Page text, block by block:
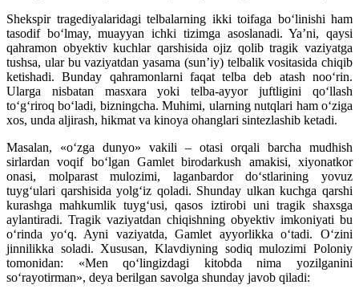
Shekspir tragediyalaridagi telbalarning ikki toifaga bo‘linishi ham
tasodif bo‘lmay, muayyan ichki tizimga asoslanadi. Ya’ni, qaysi
qahramon obyektiv kuchlar qarshisida ojiz qolib tragik vaziyatga
tushsa, ular bu vaziyatdan yasama (sun’iy) telbalik vositasida chiqib
ketishadi. Bunday qahramonlarni faqat telba deb atash noo‘rin.
Ularga nisbatan masxara yoki telba-ayyor juftligini qo‘llash
to‘g‘riroq bo‘ladi, bizningcha. Muhimi, ularning nutqlari ham o‘ziga
xos, unda aljirash, hikmat va kinoya ohanglari sintezlashib ketadi.
Masalan, «o‘zga dunyo» vakili – otasi orqali barcha mudhish
sirlardan voqif bo‘lgan Gamlet birodarkush amakisi, xiyonatkor
onasi, molparast mulozimi, laganbardor do‘stlarining yovuz
tuyg‘ulari qarshisida yolg‘iz qoladi. Shunday ulkan kuchga qarshi
kurashga mahkumlik tuyg‘usi, qasos iztirobi uni tragik shaxsga
aylantiradi. Tragik vaziyatdan chiqishning obyektiv imkoniyati bu
o‘rinda yo‘q. Ayni vaziyatda, Gamlet ayyorlikka o‘tadi. O‘zini
jinnilikka soladi. Xususan, Klavdiyning sodiq mulozimi Poloniy
tomonidan: «Men qo‘lingizdagi kitobda nima yozilganini
so‘rayotirman», deya berilgan savolga shunday javob qiladi: